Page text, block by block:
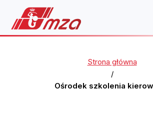
Strona główna
/
Ośrodek szkolenia